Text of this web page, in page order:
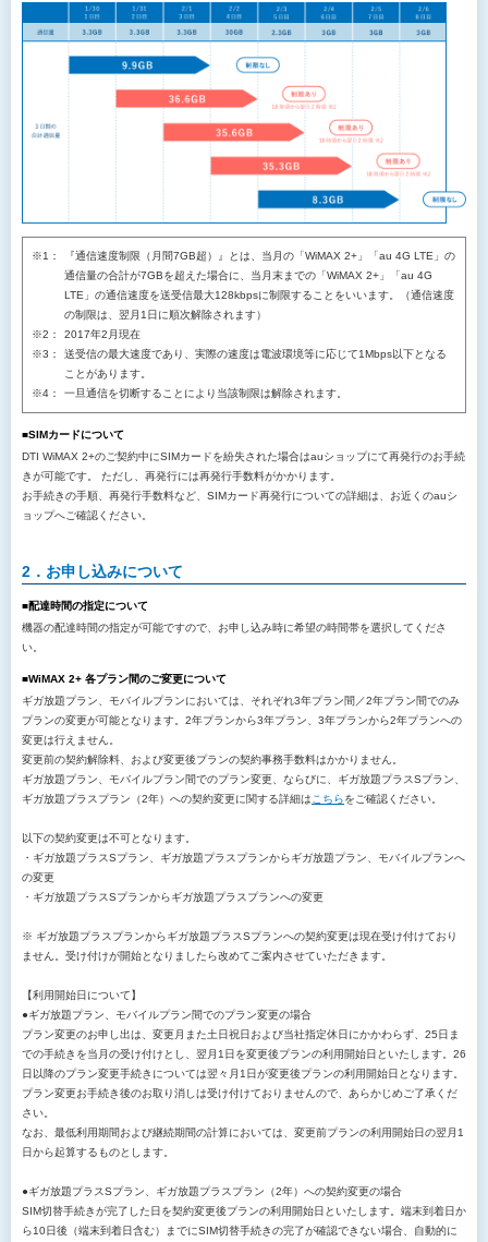
『通信速度制限（月間7GB超）』とは、当月の「WiMAX 2+」「au 4G LTE」の
通信量の合計が7GBを超えた場合に、当月末までの「WiMAX 2+」「au 4G
LTE」の通信速度を送受信最大128kbpsに制限することをいいます。（通信速度
の制限は、翌月1日に順次解除されます）
2017年2月現在
送受信の最大速度であり、実際の速度は電波環境等に応じて1Mbps以下となる
ことがあります。
一旦通信を切断することにより当該制限は解除されます。
■SIMカードについて
DTI WiMAX 2+のご契約中にSIMカードを紛失された場合はauショップにて再発行のお手続
きが可能です。 ただし、再発行には再発行手数料がかかります。
お手続きの手順、再発行手数料など、SIMカード再発行についての詳細は、お近くのauシ
ョップへご確認ください。
2．お申し込みについて
■配達時間の指定について
機器の配達時間の指定が可能ですので、お申し込み時に希望の時間帯を選択してくださ
い。
■WiMAX 2+ 各プラン間のご変更について
ギガ放題プラン、モバイルプランにおいては、それぞれ3年プラン間／2年プラン間でのみ
プランの変更が可能となります。2年プランから3年プラン、3年プランから2年プランへの
変更は行えません。
変更前の契約解除料、および変更後プランの契約事務手数料はかかりません。
ギガ放題プラン、モバイルプラン間でのプラン変更、ならびに、ギガ放題プラスSプラン、
ギガ放題プラスプラン（2年）への契約変更に関する詳細は こちらをご確認ください。
以下の契約変更は不可となります。
・ギガ放題プラスSプラン、ギガ放題プラスプランからギガ放題プラン、モバイルプランへ
の変更
・ギガ放題プラスSプランからギガ放題プラスプランへの変更
※ ギガ放題プラスプランからギガ放題プラスSプランへの契約変更は現在受け付けており
ません。受け付けが開始となりましたら改めてご案内させていただきます。
【利用開始日について】
●ギガ放題プラン、モバイルプラン間でのプラン変更の場合
プラン変更のお申し出は、変更月また土日祝日および当社指定休日にかかわらず、25日ま
での手続きを当月の受け付けとし、翌月1日を変更後プランの利用開始日といたします。26
日以降のプラン変更手続きについては翌々月1日が変更後プランの利用開始日となります。
プラン変更お手続き後のお取り消しは受け付けておりませんので、あらかじめご了承くだ
さい。
なお、最低利用期間および継続期間の計算においては、変更前プランの利用開始日の翌月1
日から起算するものとします。
●ギガ放題プラスSプラン、ギガ放題プラスプラン（2年）への契約変更の場合
SIM切替手続きが完了した日を契約変更後プランの利用開始日といたします。端末到着日か
ら10日後（端末到着日含む）までにSIM切替手続きの完了が確認できない場合、自動的に